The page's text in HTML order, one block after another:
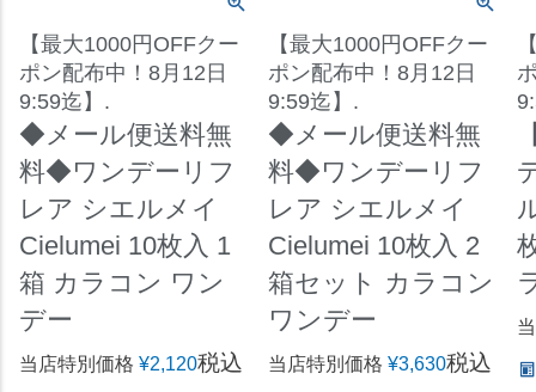
【最大1000円OFFクー
ポン配布中！8月12日
9:59迄】.
◆メール便送料無
料◆ワンデーリフ
レア シエルメイ
Cielumei 10枚入 1
箱 カラコン ワン
デー
当店特別価格 ¥2,120税込
【最大1000円OFFクー
ポン配布中！8月12日
9:59迄】.
◆メール便送料無
料◆ワンデーリフ
レア シエルメイ
Cielumei 10枚入 2
箱セット カラコン
ワンデー
当店特別価格 ¥3,630税込